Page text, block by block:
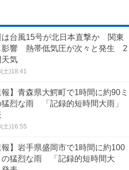
は台風15号が北日本直撃か 関東
影響 熱帯低気圧が次々と発生 2
気
土)18:41
報】青森県大鰐町で1時間に約90ミ
猛烈な雨 「記録的短時間大雨」
土)16:55
報】岩手県盛岡市で1時間に約100
の猛烈な雨 「記録的短時間大